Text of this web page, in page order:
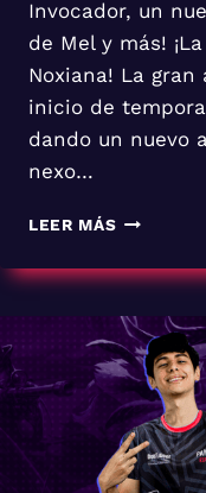
Invocador, un
de Mel y más!
Noxiana! La
inicio de
dando un nuevo
nexo…
LEER MÁSLOL
ADENTRA
NOXUS